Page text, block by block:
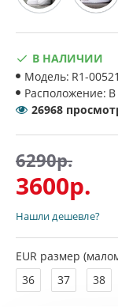
3600р.
6290р.
В НАЛИЧИИ
Модель: R1-00521
Расположение: В
26968
EUR размер
36
37 38
Нашли дешевле?